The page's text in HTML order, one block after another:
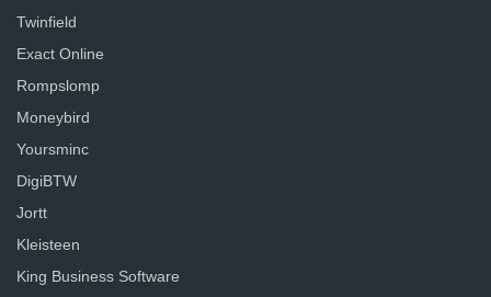
Twinfield
Exact Online
Rompslomp
Moneybird
Yoursminc
DigiBTW
Jortt
Kleisteen
King Business Software